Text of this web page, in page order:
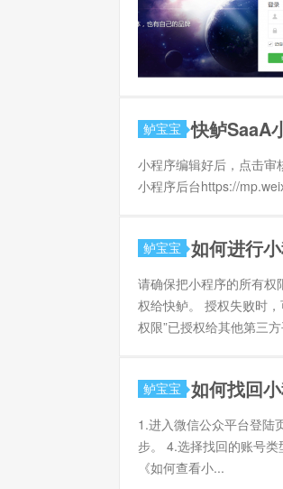
鲈宝宝 快鲈SaaA
小程序编辑好后，点击审
小程序后台https://
鲈宝宝 如何进行
请确保把小程序的所有权
权给快鲈。 授权失败时
权限”已授权给其他第三
鲈宝宝 如何找回
1.进入微信公众平台登陆
步。 4.选择找回的账号
《如何查看小...